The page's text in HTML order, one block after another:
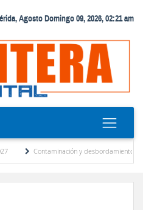
Agosto Domingo 09, 2026, 02:21 am
Contaminación y desbordamiento de cloacas